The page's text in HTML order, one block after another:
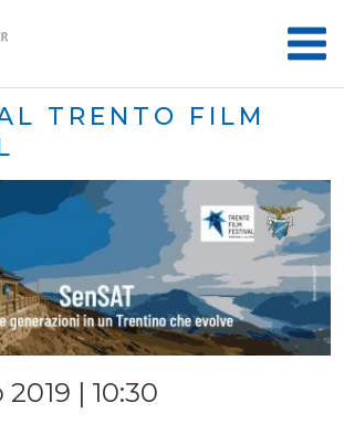
TRENTO FILM
| 10:30
Piazza Lodron, Trento